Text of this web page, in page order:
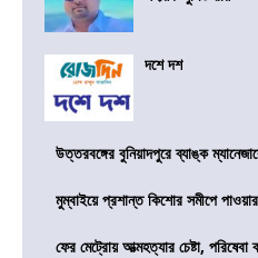
দশে দশ
উত্তরবঙ্গের বুনিয়াদপুরে ব্যাঙ্ক
মুম্বাইয়ে প্রশান্ত কিশোর সমীপে পাওয়ার
ফের মেট্রোয় আত্মহত্যার চেষ্টা, পরিষেবা